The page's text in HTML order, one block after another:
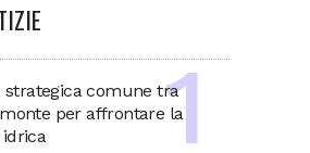
strategica comune tra
per affrontare la